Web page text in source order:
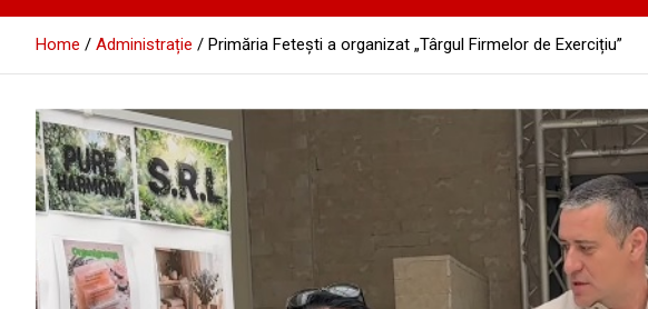
Home Administrație Primăria Feteşti a organizat „Târgul Firmelor de Exercițiu”